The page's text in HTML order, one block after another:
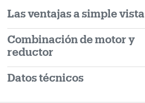
Las ventajas a simple vista
Combinación de motor y
reductor
Datos técnicos